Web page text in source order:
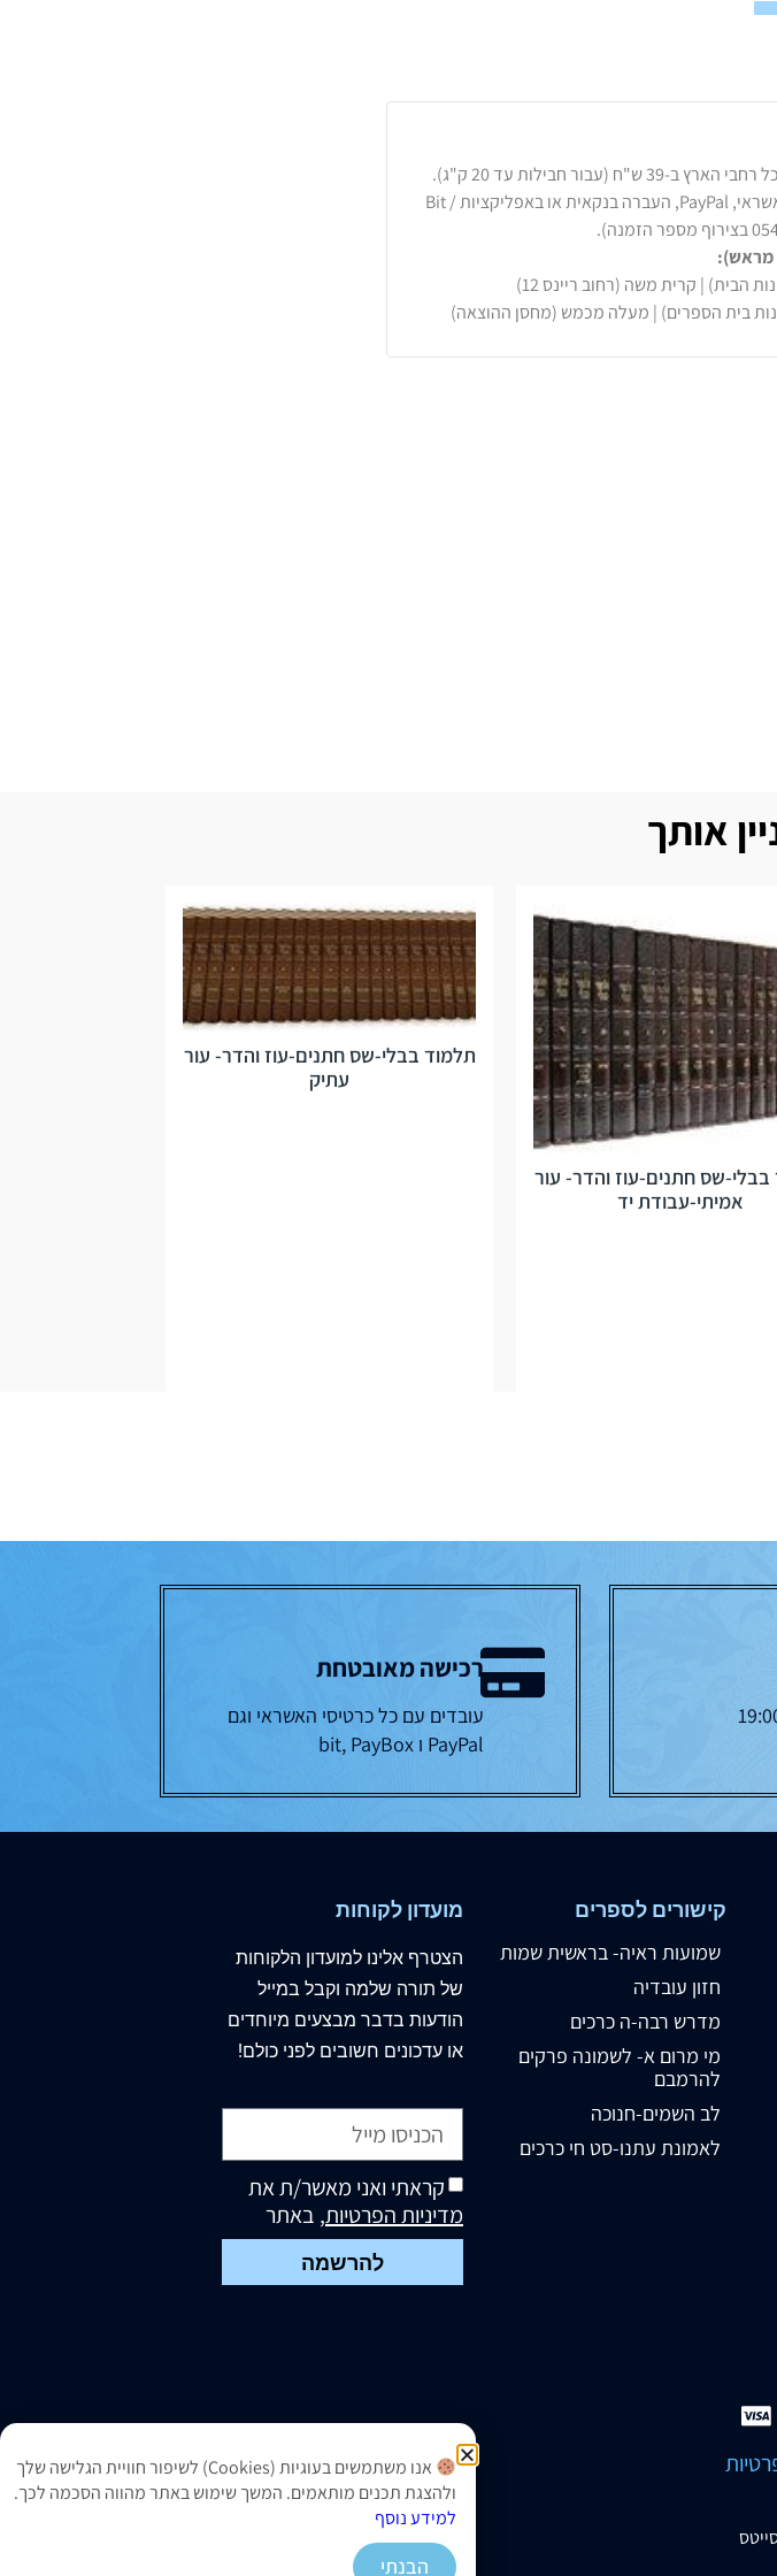
ש"ח (עבור חבילות עד 20 ק"ג).
כרטיסי אשראי, PayPal, העברה בנקאית או באפליקציות Bit /
מראש):
הבית) | קרית משה (רחוב ריינס 12)
בית הספרים) | מעלה מכמש (מחסן ההוצאה)
אותך
שס חתנים-עוז והדר- עור
אמיתי-עבודת יד
תלמוד בבלי-שס חתנים-עוז והדר- עור
עתיק
רכישה מאובטחת
עובדים עם כל כרטיסי האשראי וגם
PayPal ו bit, PayBox
קישורים לספרים
שמועות ראיה- בראשית שמות
חזון עובדיה
מדרש רבה-ה כרכים
מי מרום א- לשמונה פרקים
להרמבם
לב השמים-חנוכה
לאמונת עתנו-סט חי כרכים
מועדון לקוחות
הצטרף אלינו למועדון הלקוחות
של תורה שלמה וקבל במייל
הודעות בדבר מבצעים מיוחדים
או עדכונים חשובים לפני כולם!
קראתי ואני מאשר/ת את
מדיניות הפרטיות, באתר
להרשמה
אנו משתמשים בעוגיות (Cookies) לשיפור חוויית הגלישה שלך
ולהצגת תכנים מותאמים. המשך שימוש באתר מהווה הסכמה לכך.
למידע נוסף
הבנתי